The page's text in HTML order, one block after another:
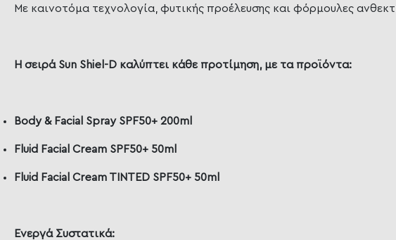
Με καινοτόμα τεχνολογία, φυτικής προέλευσης και φόρμουλες
Η σειρά Sun Shiel-D καλύπτει κάθε προτίμηση, με τα προϊόντα:
Body & Facial Spray SPF50+ 200ml
Fluid Facial Cream SPF50+ 50ml
Fluid Facial Cream TINTED SPF50+ 50ml
Ενεργά Συστατικά: